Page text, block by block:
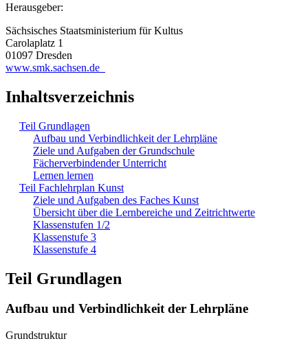
Herausgeber:
Sächsisches Staatsministerium für Kultus
Carolaplatz 1
01097 Dresden
www.smk.sachsen.de
Inhaltsverzeichnis
Teil Grundlagen
Aufbau und Verbindlichkeit der Lehrpläne
Ziele und Aufgaben der Grundschule
Fächerverbindender Unterricht
Lernen lernen
Teil Fachlehrplan Kunst
Ziele und Aufgaben des Faches Kunst
Übersicht über die Lernbereiche und Zeitrichtwerte
Klassenstufen 1/2
Klassenstufe 3
Klassenstufe 4
Teil Grundlagen
Aufbau und Verbindlichkeit der Lehrpläne
Grundstruktur